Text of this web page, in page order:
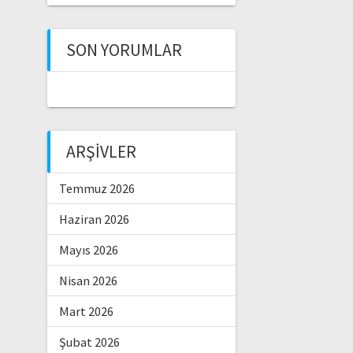
SON YORUMLAR
ARŞIVLER
Temmuz 2026
Haziran 2026
Mayıs 2026
Nisan 2026
Mart 2026
Şubat 2026